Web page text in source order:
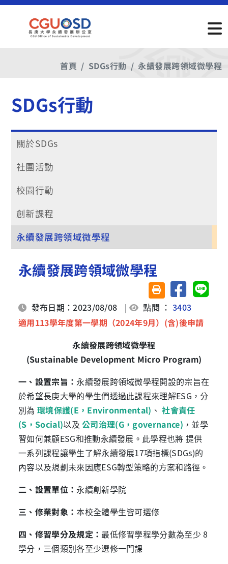
首頁 SDGs行動 永續發展跨領域微學程
SDGs行動
關於SDGs
社團活動
校園行動
創新課程
永續發展跨領域微學程
永續發展跨領域微學程
友善列印(另開視窗)
分享至臉書分享
發布日期：2023/08/08 | 點閱 ：3403
適用113學年度第一學期（2024年9月）(含)後申請
永續發展跨領域微學程
(Sustainable Development Micro Program)
一、設置宗旨： 永續發展跨領域微學程開設的宗旨在
於希望長庚大學的學生們透過此課程來理解ESG，分
別為 環境保護(E，Environmental) 、社會責任
(S，Social)以及公司治理(G，governance) ，並學
習如何兼顧ESG和推動永續發展。此學程也將 提供
一系列課程讓學生了解永續發展17項指標(SDGs)的
內容以及規劃未來因應ESG轉型策略的方案和路徑。
二、設置單位： 永續創新學院
三、修業對象： 本校全體學生皆可選修
四、修習學分及規定： 最低修習學程學分數為至少 8
學分，三個類別各至少選修一門課